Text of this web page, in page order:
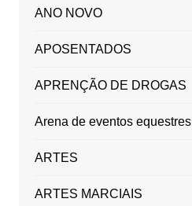
ANO NOVO
APOSENTADOS
APRENÇÃO DE DROGAS
Arena de eventos
ARTES
ARTES MARCIAIS